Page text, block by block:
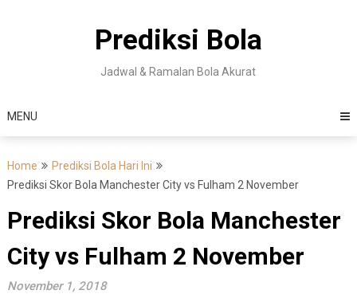
Prediksi Bola
Jadwal & Ramalan Bola Akurat
MENU
Home
Prediksi Bola Hari Ini
Prediksi Skor Bola Manchester City vs Fulham 2 November
Prediksi Skor Bola Manchester
City vs Fulham 2 November
November 1, 2018